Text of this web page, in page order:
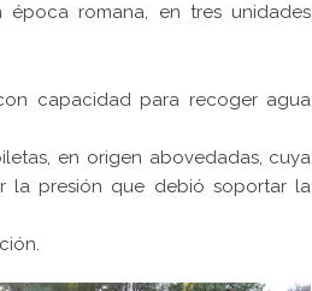
romana, en tres unidades
capacidad para recoger agua
en origen abovedadas, cuya
la presión que debió soportar la